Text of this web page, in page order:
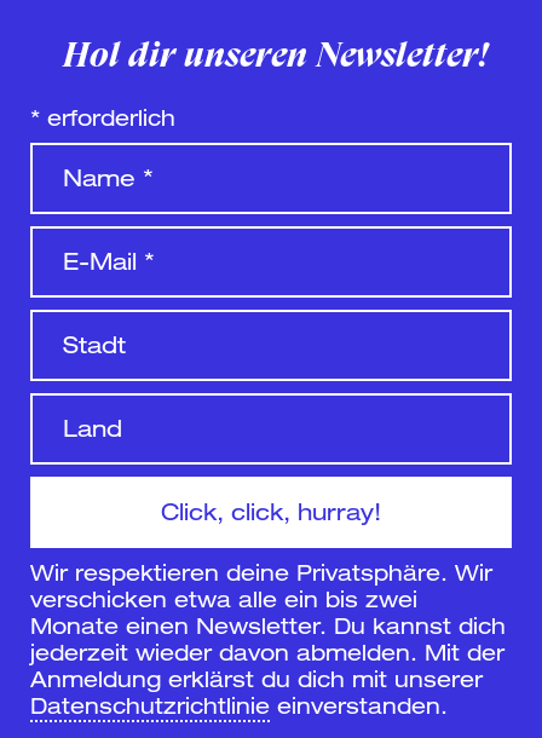
Hol dir unseren Newsletter!
* erforderlich
Wir respektieren deine Privatsphäre. Wir
verschicken etwa alle ein bis zwei
Monate einen Newsletter. Du kannst dich
jederzeit wieder davon abmelden. Mit der
Anmeldung erklärst du dich mit unserer
Datenschutzrichtlinie einverstanden.